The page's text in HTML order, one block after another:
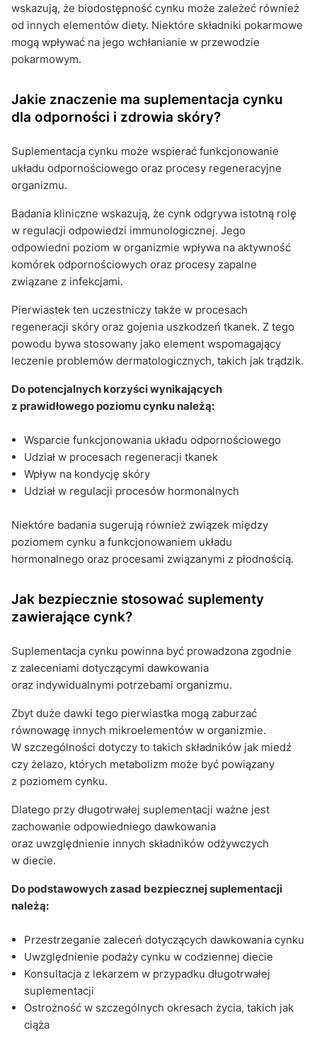
wskazują, że biodostępność cynku może zależeć również
od innych elementów diety. Niektóre składniki pokarmowe
mogą wpływać na jego wchłanianie w przewodzie
pokarmowym.
Jakie znaczenie ma suplementacja cynku
dla odporności i zdrowia skóry?
Suplementacja cynku może wspierać funkcjonowanie
układu odpornościowego oraz procesy regeneracyjne
organizmu.
Badania kliniczne wskazują, że cynk odgrywa istotną rolę
w regulacji odpowiedzi immunologicznej. Jego
odpowiedni poziom w organizmie wpływa na aktywność
komórek odpornościowych oraz procesy zapalne
związane z infekcjami.
Pierwiastek ten uczestniczy także w procesach
regeneracji skóry oraz gojenia uszkodzeń tkanek. Z tego
powodu bywa stosowany jako element wspomagający
leczenie problemów dermatologicznych, takich jak trądzik.
Do potencjalnych korzyści wynikających
z prawidłowego poziomu cynku należą:
Wsparcie funkcjonowania układu odpornościowego
Udział w procesach regeneracji tkanek
Wpływ na kondycję skóry
Udział w regulacji procesów hormonalnych
Niektóre badania sugerują również związek między
poziomem cynku a funkcjonowaniem układu
hormonalnego oraz procesami związanymi z płodnością.
Jak bezpiecznie stosować suplementy
zawierające cynk?
Suplementacja cynku powinna być prowadzona zgodnie
z zaleceniami dotyczącymi dawkowania
oraz indywidualnymi potrzebami organizmu.
Zbyt duże dawki tego pierwiastka mogą zaburzać
równowagę innych mikroelementów w organizmie.
W szczególności dotyczy to takich składników jak miedź
czy żelazo, których metabolizm może być powiązany
z poziomem cynku.
Dlatego przy długotrwałej suplementacji ważne jest
zachowanie odpowiedniego dawkowania
oraz uwzględnienie innych składników odżywczych
w diecie.
Do podstawowych zasad bezpiecznej suplementacji
należą:
Przestrzeganie zaleceń dotyczących dawkowania cynku
Uwzględnienie podaży cynku w codziennej diecie
Konsultacja z lekarzem w przypadku długotrwałej
suplementacji
Ostrożność w szczególnych okresach życia, takich jak
ciąża